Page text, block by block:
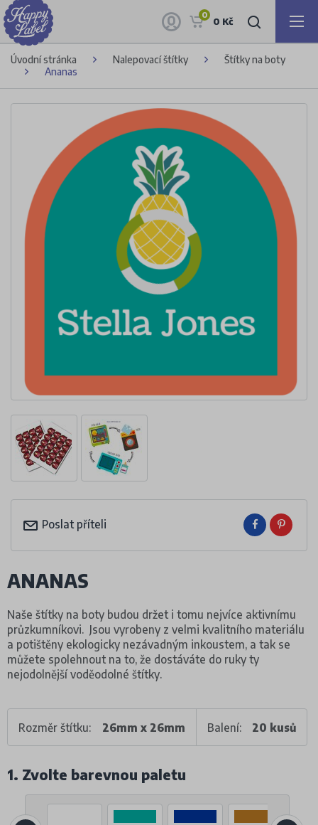
0
0 Kč
Úvodní stránka Nalepovací štítky
Štítky na boty
Ananas
Poslat příteli
ANANAS
Naše štítky na boty budou držet i tomu nejvíce aktivnímu
průzkumníkovi. Jsou vyrobeny z velmi kvalitního materiálu
a potištěny ekologicky nezávadným inkoustem, a tak se
můžete spolehnout na to, že dostáváte do ruky ty
nejodolnější voděodolné štítky.
Rozměr štítku: 26mm x 26mm Balení: 20 kusů
1. Zvolte barevnou paletu